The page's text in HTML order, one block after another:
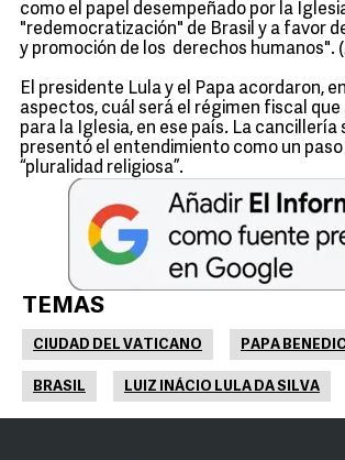
como el papel desempeñado por la
"redemocratización" de Brasil y a favor
y promoción de los derechos humanos".
El presidente Lula y el Papa acordaron,
aspectos, cuál será el régimen fiscal que
para la Iglesia, en ese país. La cancillería
presentó el entendimiento como un paso
“pluralidad religiosa”.
TEMAS
CIUDAD DEL VATICANO PAPA
BRASIL LUIZ INÁCIO LULA DA SILVA